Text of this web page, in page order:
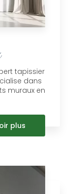
tapissier
dans
muraux en
plus